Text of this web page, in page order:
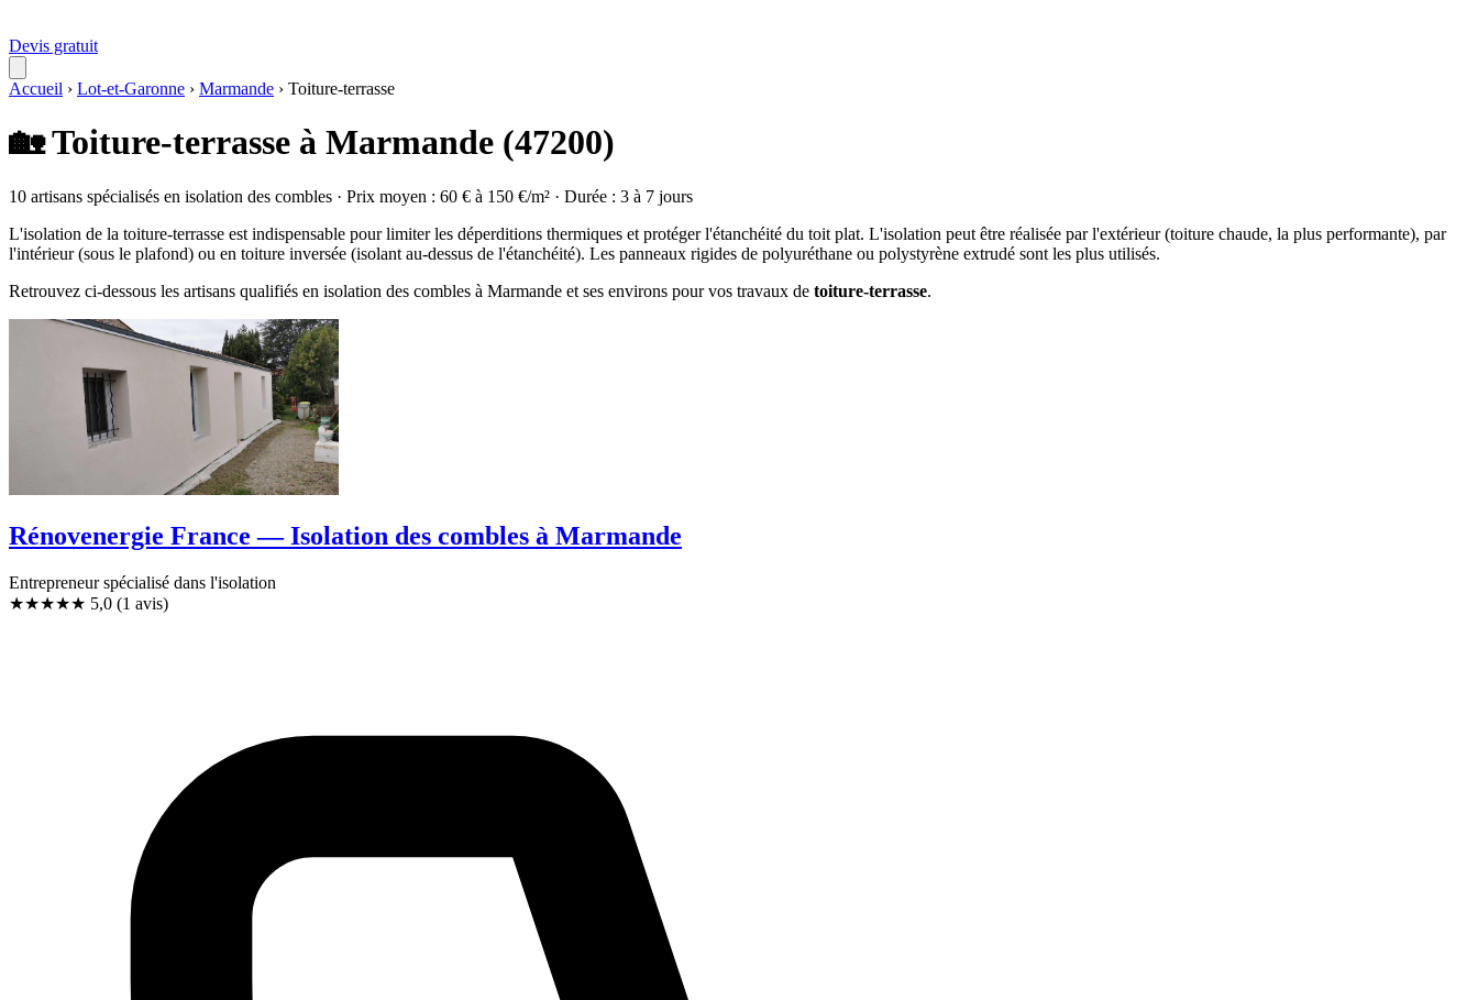
Devis gratuit
Accueil › Lot-et-Garonne › Marmande › Toiture-terrasse
🏡 Toiture-terrasse à Marmande (47200)
10 artisans spécialisés en isolation des combles · Prix moyen : 60 € à 150 €/m² · Durée : 3 à 7 jours
L'isolation de la toiture-terrasse est indispensable pour limiter les déperditions thermiques et protéger l'étanchéité du toit plat. L'isolation peut être réalisée par l'extérieur (toiture chaude, la plus performante), par
l'intérieur (sous le plafond) ou en toiture inversée (isolant au-dessus de l'étanchéité). Les panneaux rigides de polyuréthane ou polystyrène extrudé sont les plus utilisés.
Retrouvez ci-dessous les artisans qualifiés en isolation des combles à Marmande et ses environs pour vos travaux de toiture-terrasse.
Rénovenergie France — Isolation des combles à Marmande
Entrepreneur spécialisé dans l'isolation
★★★★★ 5,0 (1 avis)